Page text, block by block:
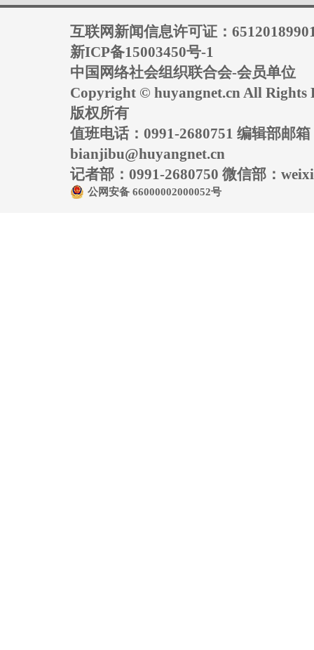
互联网新闻信息许可证：
新ICP备15003450号-1
中国网络社会组织联合会-会员单位
Copyright © huyangnet.cn All Rights
版权所有
值班电话：0991-2680751 编辑部邮箱
bianjibu@huyangnet.cn
记者部：0991-2680750 微信部：
公网安备 66000002000052号